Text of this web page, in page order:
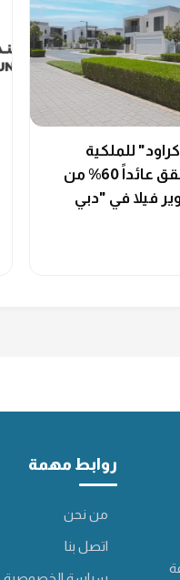
للملكية
الجزئية تحقق عائداً 60% من
فيلا في "دبي
روابط مهمة
من نحن
اتصل بنا